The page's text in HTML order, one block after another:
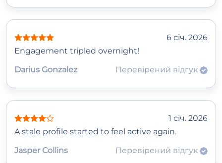
6 січ. 2026
Engagement tripled overnight!
Darius Gonzalez
Перевірений відгук
1 січ. 2026
A stale profile started to feel active again.
Jasper Collins
Перевірений відгук